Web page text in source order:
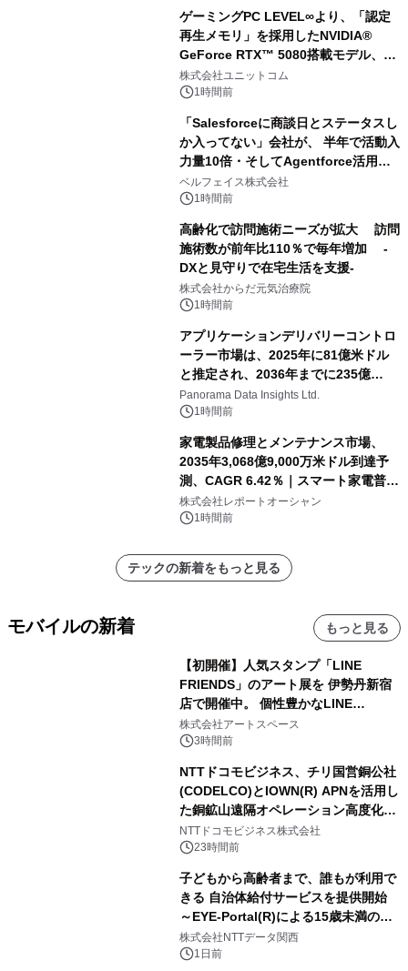
ゲーミングPC LEVEL∞より、「認定
再生メモリ」を採用したNVIDIA®
GeForce RTX™ 5080搭載モデル、
NVIDIA® GeForce RTX™ 5070 Ti搭
載モデルを販売開始
株式会社ユニットコム
1時間前
「Salesforceに商談日とステータスし
か入ってない」会社が、 半年で活動入
力量10倍・そしてAgentforce活用へ
── 敷島住宅×bellSalesAI事例公開
ベルフェイス株式会社
1時間前
高齢化で訪問施術ニーズが拡大 訪問
施術数が前年比110％で毎年増加 -
DXと見守りで在宅生活を支援-
株式会社からだ元気治療院
1時間前
アプリケーションデリバリーコントロ
ーラー市場は、2025年に81億米ドル
と推定され、2036年までに235億
8,000万米ドルに達すると予測されて
おり、予測期間（2026年～2036年）
Panorama Data Insights Ltd.
1時間前
家電製品修理とメンテナンス市場、
2035年3,068億9,000万米ドル到達予
測、CAGR 6.42％｜スマート家電普
及・循環型経済・メンテナンス需要拡
大が成長を加速
株式会社レポートオーシャン
1時間前
テックの新着をもっと見る
モバイルの新着 もっと見る
【初開催】人気スタンプ「LINE
FRIENDS」のアート展を 伊勢丹新宿
店で開催中。 個性豊かなLINE
FRIENDSの仲間たちが インテリアア
ートとして新たな魅力を発信。
株式会社アートスペース
3時間前
NTTドコモビジネス、チリ国営銅公社
(CODELCO)とIOWN(R) APNを活用し
た銅鉱山遠隔オペレーション高度化に
向けた調査・実証を開始
NTTドコモビジネス株式会社
23時間前
子どもから高齢者まで、誰もが利用で
きる 自治体給付サービスを提供開始
～EYE-Portal(R)による15歳未満の本
人認証と デジタルデバイド対策で実現
～
株式会社NTTデータ関西
1日前